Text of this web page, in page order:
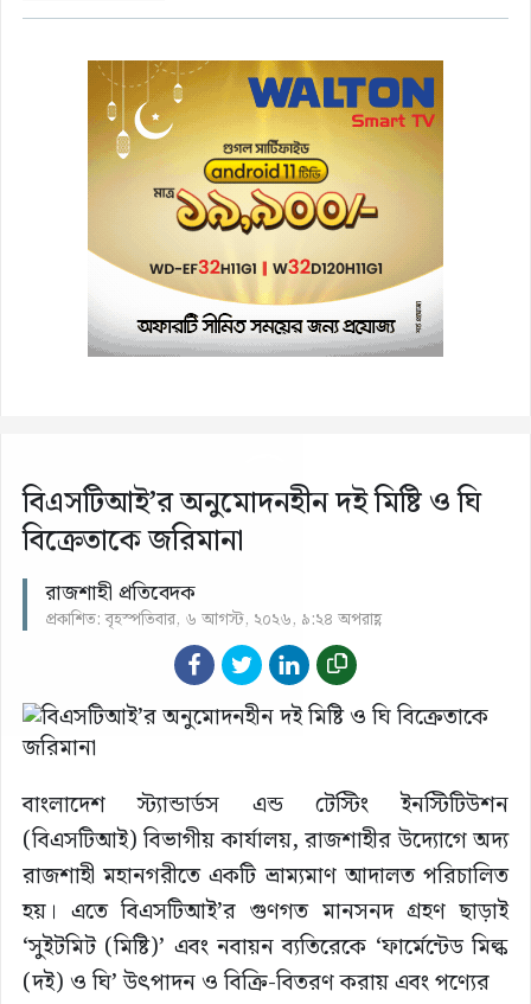
বিএসটিআই’র অনুমোদনহীন দই মিষ্টি ও ঘি
বিক্রেতাকে জরিমানা
রাজশাহী প্রতিবেদক
প্রকাশিত: বৃহস্পতিবার, ৬ আগস্ট, ২০২৬, ৯:২৪ অপরাহ্ণ
বাংলাদেশ স্ট্যান্ডার্ডস এন্ড টেস্টিং ইনস্টিটিউশন
(বিএসটিআই) বিভাগীয় কার্যালয়, রাজশাহীর উদ্যোগে অদ্য
রাজশাহী মহানগরীতে একটি ভ্রাম্যমাণ আদালত পরিচালিত
হয়। এতে বিএসটিআই’র গুণগত মানসনদ গ্রহণ ছাড়াই
‘সুইটমিট (মিষ্টি)’ এবং নবায়ন ব্যতিরেকে ‘ফার্মেন্টেড মিল্ক
(দই) ও ঘি’ উৎপাদন ও বিক্রি-বিতরণ করায় এবং পণ্যের